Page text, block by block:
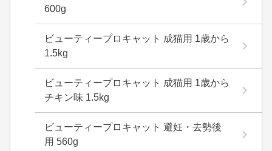
600g
ビューティープロキャット 成猫用 1歳から
1.5kg
ビューティープロキャット 成猫用 1歳から
チキン味 1.5kg
ビューティープロキャット 避妊・去勢後
用 560g